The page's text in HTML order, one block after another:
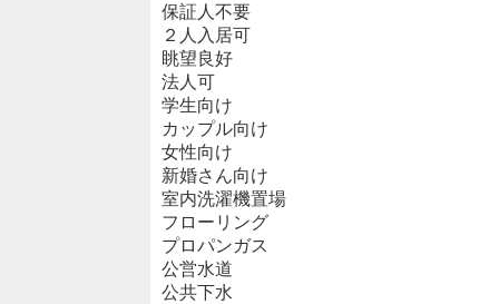
保証人不要
２人入居可
眺望良好
法人可
学生向け
カップル向け
女性向け
新婚さん向け
室内洗濯機置場
フローリング
プロパンガス
公営水道
公共下水